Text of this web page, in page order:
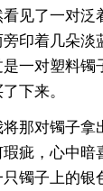
见了一对泛
印着几朵淡
一对塑料镯
下来。
将那对镯子
疵，心中暗
镯子上的银